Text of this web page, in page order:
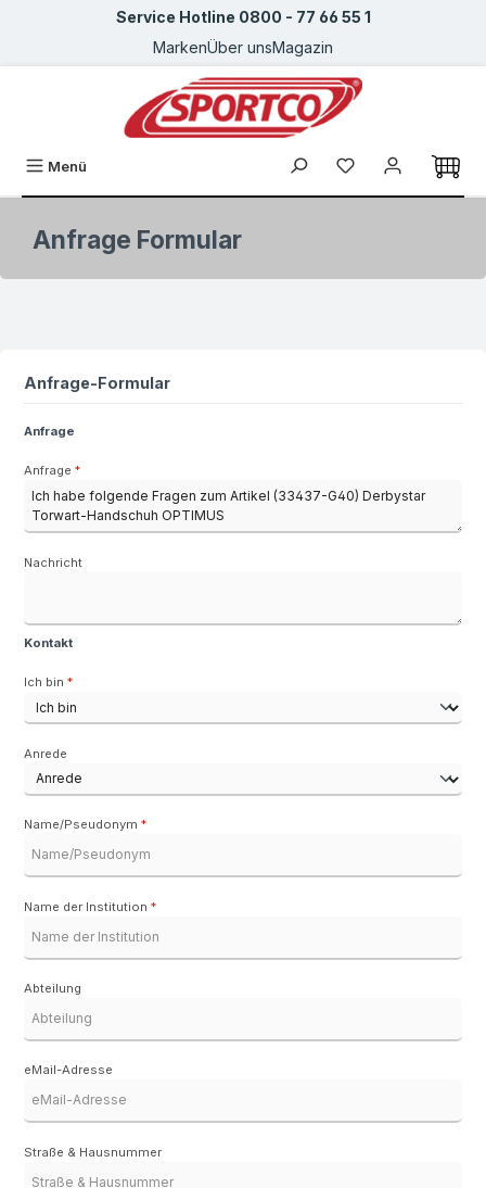
Zum Hauptinhalt springenService Hotline 0800 - 77 66 55 1
MarkenÜber unsMagazin
Menü Du hast 0
Anfrage Formular
Anfrage-Formular
Anfrage
Anfrage *
Nachricht
Kontakt
Ich bin *
Anrede
Name/Pseudonym *
Name der Institution *
Abteilung
eMail-Adresse
Straße & Hausnummer